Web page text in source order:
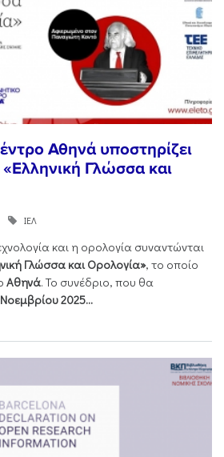
Αθηνά υποστηρίζει
Γλώσσα και
ΙΕΛ
και η ορολογία συναντώνται
Γλώσσα και Ορολογία», το οποίο
Αθηνά. Το συνέδριο, που θα
2025...